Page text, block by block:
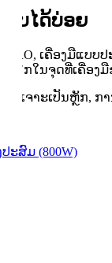
ພົບໄດ້ບ່ອຍ
MRO, ເຄື່ອງມືແບ
ວຽກໃນຈຸດທີ່ເຄື່ອງ
ານເຈາະເປັນຫຼັກ, ກ
ະສົມ (800W)